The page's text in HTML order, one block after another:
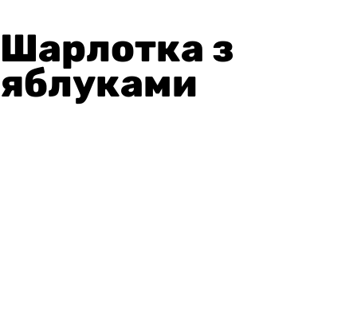
Шарлотка з
яблуками